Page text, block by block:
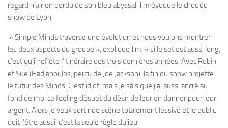
regard n’a rien perdu de son bleu abyssal. Jim évoque le choc du
show de Lyon.
» Simple Minds traverse une évolution et nous voulons montrer
les deux aspects du groupe », explique Jim, « si le set est aussi long,
c’est qu’il reflète l’itinéraire des trois dernières années. Avec Robin
et Sue (Hadjapoulos, percu de Joe Jackson), la fin du show projette
le futur des Minds. C’est idiot, mais je sais que j’ai aussi ancré au
fond de moi ce feeling désuet du désir de leur en donner pour leur
argent. Alors je veux sortir de scène totalement lessivé et le public
doit l’être aussi, c’est la seule règle du jeu.